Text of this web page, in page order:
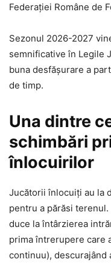
Federației Române de
Sezonul 2026-2027
semnificative în Legile
buna desfășurare a
de timp.
Una dintre
schimbări
înlocuirilor
Jucătorii înlocuiți au la
pentru a părăsi
duce la întârzierea
prima întrerupere care
continuu), descurajând